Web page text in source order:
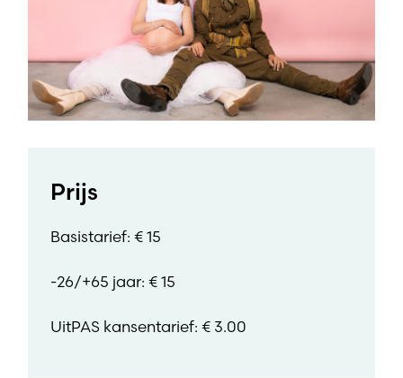
Prijs
Basistarief: € 15
-26/+65 jaar: € 15
UitPAS kansentarief: € 3.00